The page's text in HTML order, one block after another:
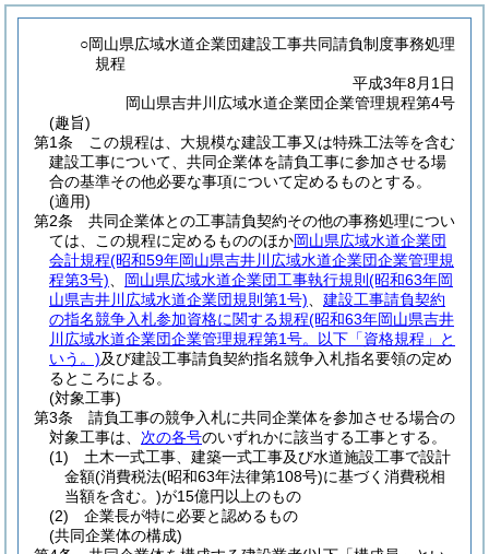
○岡山県広域水道企業団建設工事共同請負制度事務処理
規程
平成3年8月1日
岡山県吉井川広域水道企業団企業管理規程第4号
(趣旨)
第1条
この規程は、大規模な建設工事又は特殊工法等を含む
建設工事について、共同企業体を請負工事に参加させる場
合の基準その他必要な事項について定めるものとする。
(適用)
第2条
共同企業体との工事請負契約その他の事務処理につい
ては、この規程に定めるもののほか岡山県広域水道企業団
会計規程(昭和59年岡山県吉井川広域水道企業団企業管理規
程第3号)
岡山県広域水道企業団工事執行規則 (昭和63年岡
山県吉井川広域水道企業団規則第1号)
建設工事請負契約
の指名競争入札参加資格に関する規程(昭和63年岡山県吉井
川広域水道企業団企業管理規程第1号。以下「資格規程」と
いう。)及び建設工事請負契約指名競争入札指名要領の定め
るところによる。
(対象工事)
第3条
請負工事の競争入札に共同企業体を参加させる場合の
対象工事は、 次の各号のいずれかに該当する工事とする。
(1)
土木一式工事、建築一式工事及び水道施設工事で設計
金額(消費税法(昭和63年法律第108号)に基づく消費税相
当額を含む。)が15億円以上のもの
(2)
企業長が特に必要と認めるもの
(共同企業体の構成)